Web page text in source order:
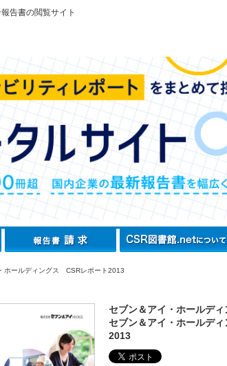
告書の閲覧サイト
ホールディングス CSRレポート2013
セブン＆アイ・ホールディ
セブン＆アイ・ホールデ
2013